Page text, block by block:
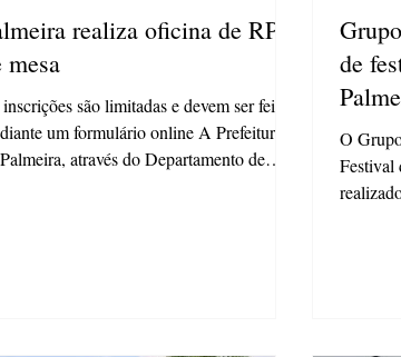
realiza oficina de RPG
mesa
são limitadas e devem ser feitas
um formulário online A Prefeitura
através do Departamento de
de
O
Festival